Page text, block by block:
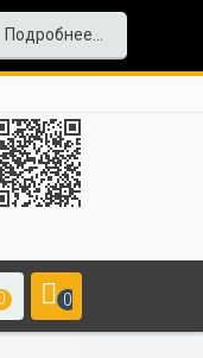
Подробнее...
0